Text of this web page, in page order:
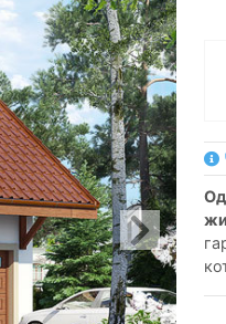
односемейный коттедж одноэтажный с